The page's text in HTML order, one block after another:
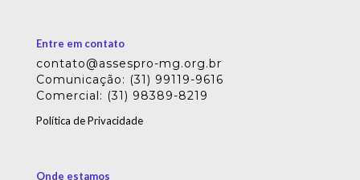
Entre em contato
contato@assespro-mg.org.br
Comunicação: (31) 99119-9616
Comercial: (31) 98389-8219
Política de Privacidade
Onde estamos